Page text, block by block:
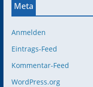
Meta
Anmelden
Eintrags-Feed
Kommentar-Feed
WordPress.org